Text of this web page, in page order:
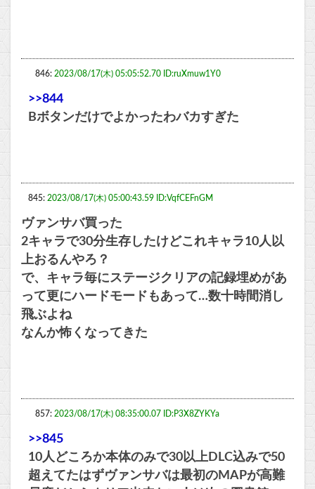
846: 2023/08/17(木) 05:05:52.70 ID:ruXmuw1Y0
>>844
Bボタンだけでよかったわバカすぎた
845: 2023/08/17(木) 05:00:43.59 ID:VqfCEFnGM
ヴァンサバ買った
2キャラで30分生存したけどこれキャラ10人以
上おるんやろ？
で、キャラ毎にステージクリアの記録埋めがあ
って更にハードモードもあって…数十時間消し
飛ぶよね
なんか怖くなってきた
857: 2023/08/17(木) 08:35:00.07 ID:P3X8ZYKYa
>>845
10人どころか本体のみで30以上DLC込みで50
超えてたはずヴァンサバは最初のMAPが高難